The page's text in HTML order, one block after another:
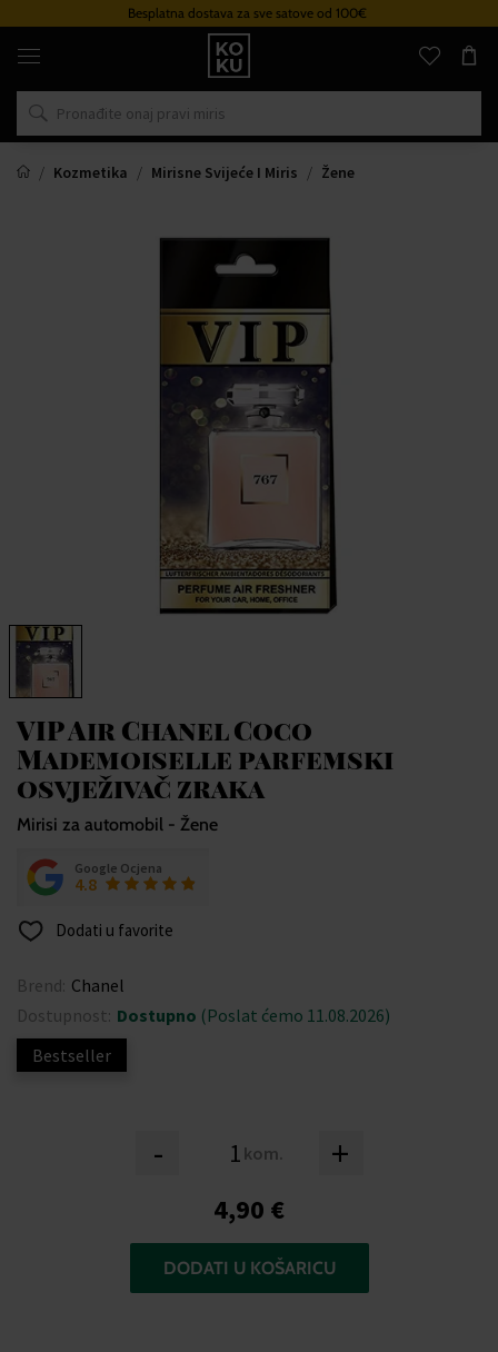
Besplatna dostava za sve satove od 100€
Originalni
parfemi
satovi
na
mjestu
Kozmetika
Mirisne Svijeće I Miris Žene
VIP Air Chanel Coco
Mademoiselle parfemski
osvježivač zraka
Mirisi za automobil - Žene
Google Ocjena
4.8
Dodati u favorite
Brend: Chanel
Dostupnost: Dostupno (Poslat ćemo 11.08.2026)
Bestseller
- kom. +
4,90 €
DODATI U KOŠARICU